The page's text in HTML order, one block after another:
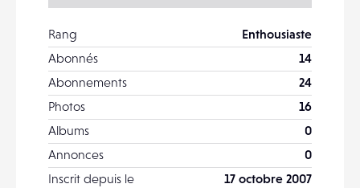
Rang
Enthousiaste
Abonnés
14
Abonnements
24
Photos
16
Albums
0
Annonces
0
Inscrit depuis le
17 octobre 2007